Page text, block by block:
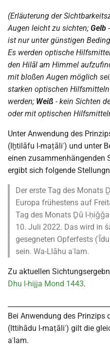
(Erläuterung der
Augen leicht zu sichten; Gelb
ist nur unter günstigen
Es werden optische
den Hilāl am Himmel
mit bloßen Augen möglich
starken optischen
werden; Weiß - kein Sichten
oder mit optischen
Unter Anwendung des
(Iḫtilāfu l-maṭāliʿ) und unter
einen zusammenhängenden
ergibt sich folgende
Der erste Tag des Monats
Europa frühestens auf
Tag des Monats Ḏū l-
10. Juli 2022. Das wird in
gesegneten Opferfests
sein. Wa-Llāhu aʿlam.
Zu aktuellen
Dhu l-hijja Mond 1443.
Bei Anwendung des Prinzips
(Ittihādu l-maṭāliʿ) gilt die
aʿlam.